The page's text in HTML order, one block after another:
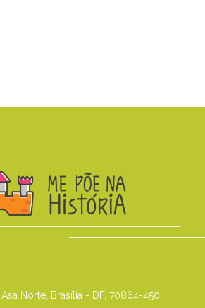
Norte, Brasília - DF, 70864-450